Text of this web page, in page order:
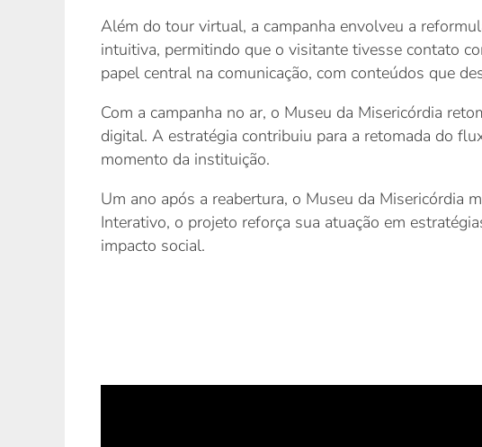
Além do tour virtual, a campanha envolveu a
intuitiva, permitindo que o visitante tivesse contato
papel central na comunicação, com conteúdos que
Com a campanha no ar, o Museu da Misericórdia
digital. A estratégia contribuiu para a retomada do
momento da instituição.
Um ano após a reabertura, o Museu da Misericórdia
Interativo, o projeto reforça sua atuação em
impacto social.